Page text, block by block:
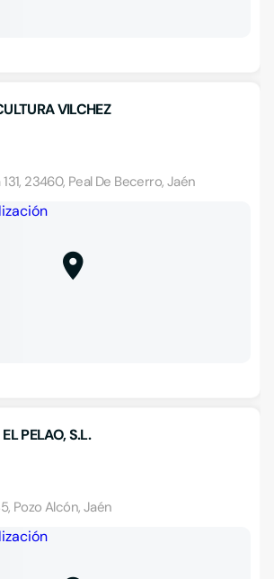
VILCHEZ
23460, Peal De Becerro, Jaén
PELAO, S.L.
Pozo Alcón, Jaén